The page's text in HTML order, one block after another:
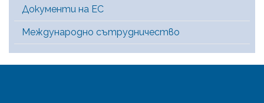
Документи на ЕС
Международно сътрудничество